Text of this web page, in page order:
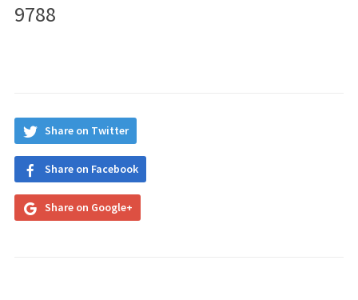
9788
Share on Twitter
Share on Facebook
Share on Google+